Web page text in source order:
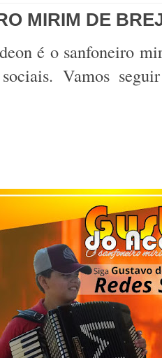
MIRIM DE
é o sanfoneiro
Vamos